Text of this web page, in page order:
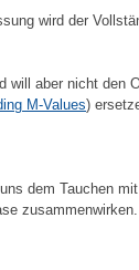
wird der
will aber nicht den
M-Values)
dem Tauchen mit
zusammenwirken.